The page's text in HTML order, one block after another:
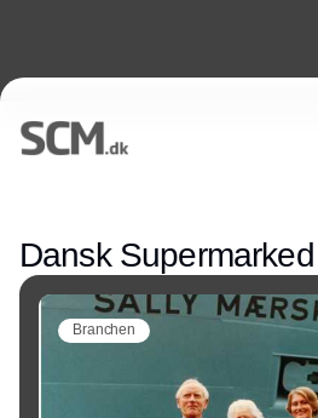
Dansk Supermarked
Branchen